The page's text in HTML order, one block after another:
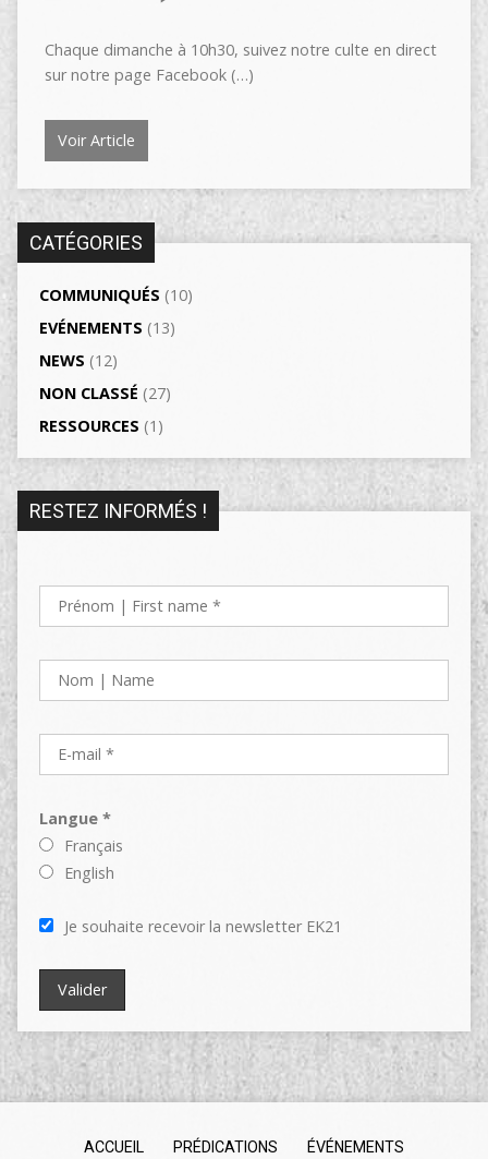
Chaque dimanche à 10h30, suivez notre culte en direct
sur notre page Facebook (…)
Voir Article
CATÉGORIES
COMMUNIQUÉS (10)
EVÉNEMENTS (13)
NEWS (12)
NON CLASSÉ (27)
RESSOURCES (1)
RESTEZ INFORMÉS !
Langue *
Français
English
Je souhaite recevoir la newsletter EK21
ACCUEIL PRÉDICATIONS ÉVÉNEMENTS